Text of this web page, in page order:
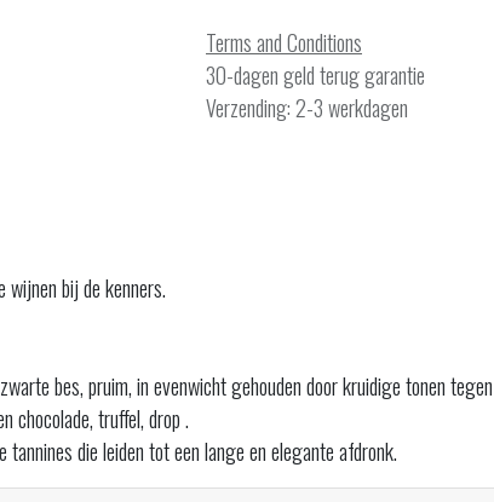
Terms and Conditions
30-dagen geld terug garantie
Verzending: 2-3 werkdagen
bij de kenners.
bes, pruim, in evenwicht gehouden door kruidige tonen
chocolade, truffel, drop .
die leiden tot een lange en elegante afdronk.